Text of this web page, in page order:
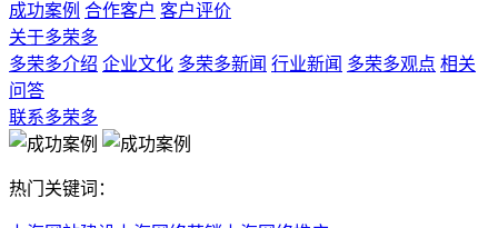
成功案例 合作客户 客户评价
关于多荣多
多荣多介绍 企业文化 多荣多新闻 行业新闻 多荣多观点 相关
问答
联系多荣多
热门关键词：